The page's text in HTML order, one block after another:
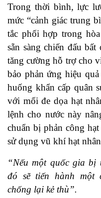
Trong thời bình, lực
mức “cảnh giác trung
tắc phối hợp trong
sẵn sàng chiến đấu
tăng cường hỗ trợ cho
bảo phản ứng hiệu
huống khẩn cấp quân
với mối đe dọa hạt
lệnh cho nước này
chuẩn bị phản công
sử dụng vũ khí hạt
“Nếu một quốc gia bị
đó sẽ tiến hành một
chống lại kẻ thù”.